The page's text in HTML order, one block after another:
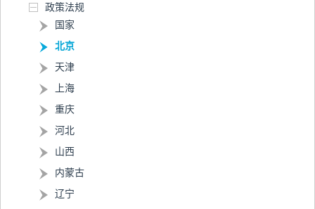
政策法规
国家
北京
天津
上海
重庆
河北
山西
内蒙古
辽宁